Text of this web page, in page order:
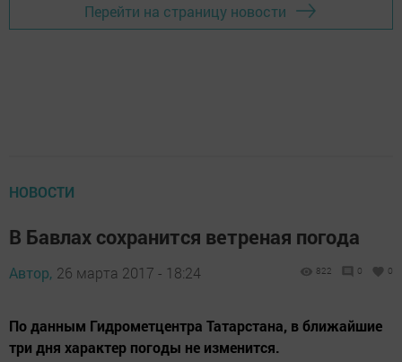
Перейти на страницу новости
НОВОСТИ
В Бавлах сохранится ветреная погода
Автор, 26 марта 2017 - 18:24 822 0 0
По данным Гидрометцентра Татарстана, в ближайшие
три дня характер погоды не изменится.